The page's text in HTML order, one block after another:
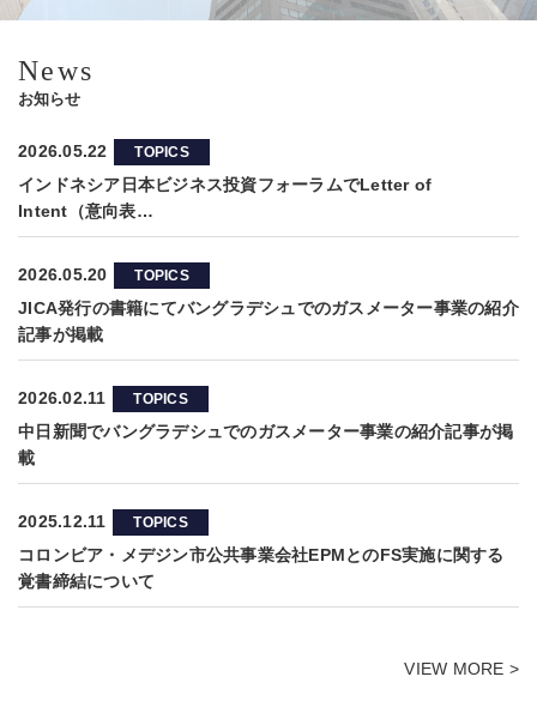
News
お知らせ
2026.05.22 TOPICS
インドネシア日本ビジネス投資フォーラムでLetter of
Intent（意向表…
2026.05.20 TOPICS
JICA発行の書籍にてバングラデシュでのガスメーター事業の紹介
記事が掲載
2026.02.11 TOPICS
中日新聞でバングラデシュでのガスメーター事業の紹介記事が掲
載
2025.12.11 TOPICS
コロンビア・メデジン市公共事業会社EPMとのFS実施に関する
覚書締結について
VIEW MORE >